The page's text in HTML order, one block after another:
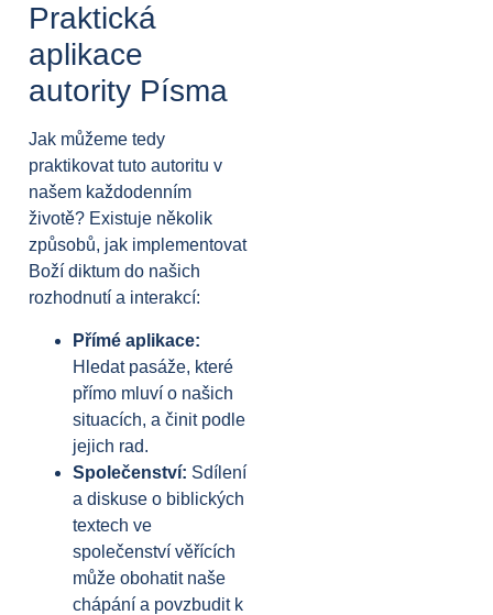
Praktická
aplikace
autority Písma
Jak můžeme tedy
praktikovat tuto autoritu v
našem každodenním
životě? Existuje několik
způsobů, jak implementovat
Boží diktum do našich
rozhodnutí a interakcí:
Přímé aplikace:
Hledat pasáže, které
přímo mluví o našich
situacích, a činit podle
jejich rad.
Společenství: Sdílení
a diskuse o biblických
textech ve
společenství věřících
může obohatit naše
chápání a povzbudit k